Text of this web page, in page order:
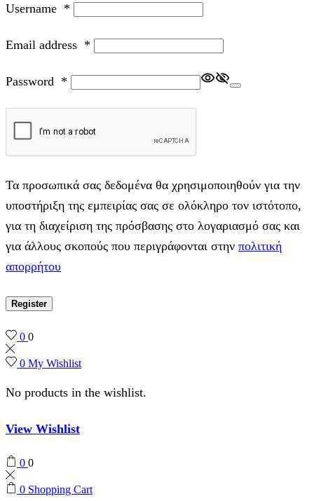
Username *
Email address *
Password *
Τα προσωπικά σας δεδομένα θα χρησιμοποιηθούν για την
υποστήριξη της εμπειρίας σας σε ολόκληρο τον ιστότοπο,
για τη διαχείριση της πρόσβασης στο λογαριασμό σας και
για άλλους σκοπούς που περιγράφονται στην πολιτική
απορρήτου
Register
0 0
0 My Wishlist
No products in the wishlist.
View Wishlist
0 0
0 Shopping Cart